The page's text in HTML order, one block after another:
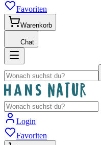
Favoriten
Warenkorb
Chat
Login
Favoriten